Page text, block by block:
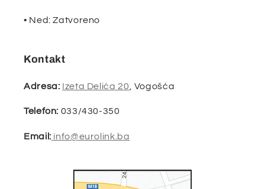
• Ned: Zatvoreno
Kontakt
Adresa: Izeta Delića 20 , Vogošća
Telefon: 033/430-350
Email: info@eurolink.ba